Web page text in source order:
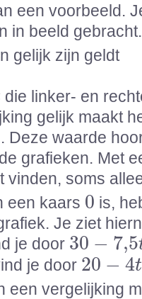
een voorbeeld.
in beeld gebracht.
gelijk zijn geldt
die linker- en
gelijk maakt
Deze waarde
grafieken. Met
vinden, soms
een kaars 0
0 is,
Je ziet
je door 30 − 7,5
30-7,5t
je door 20 − 4t
20 4 t=
een vergelijking